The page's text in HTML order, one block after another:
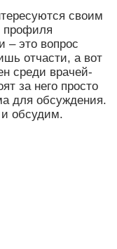
своим
профиля
– это вопрос
отчасти, а вот
среди врачей-
за него просто
для обсуждения.
обсудим.